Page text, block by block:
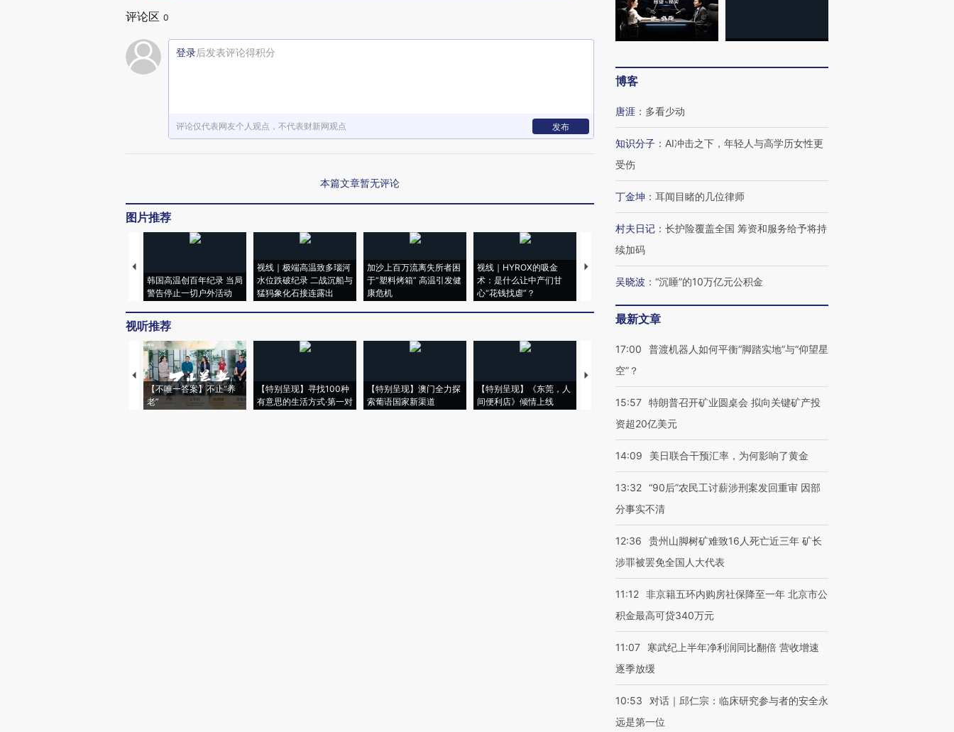
评论区 0
登录后发表评论得积分
评论仅代表网友个人观点，不代表财新网观点 发布
本篇文章暂无评论
图片推荐
韩国高温创百年纪录 当局
警告停止一切户外活动
视线｜极端高温致多瑙河
水位跌破纪录 二战沉船与
猛犸象化石接连露出
加沙上百万流离失所者困
于“塑料烤箱” 高温引发健
康危机
视线｜HYROX的吸金
术：是什么让中产们甘
心“花钱找虐”？
马航飞行员跨国走私7万
粒摇头丸 尿检体内含3种
视线｜被称为“蟑螂”的印
度Z世代 用街头抗争将教
视线｜“入侵”还是“人道危
视听推荐
【不唯一答案】不止“养
老”
【特别呈现】寻找100种
有意思的生活方式·第一对
【特别呈现】澳门全力探
索葡语国家新渠道
【特别呈现】《东莞，人
间便利店》倾情上线
【推广】走进第四届链博
会，让数智科技“链”接产
【特别呈现】寻找100种
有意思的生活方式·第三对
CFO：不靠规模取胜，华
住三大增长引擎是什么？
博客
唐涯 ： 多看少动
知识分子 ： AI冲击之下，年轻人与高学历女性更
受伤
丁金坤 ： 耳闻目睹的几位律师
村夫日记 ： 长护险覆盖全国 筹资和服务给予将持
续加码
吴晓波 ： “沉睡”的10万亿元公积金
最新文章
17:00
普渡机器人如何平衡“脚踏实地”与“仰望星
空”？
15:57 特朗普召开矿业圆桌会 拟向关键矿产投
资超20亿美元
14:09 美日联合干预汇率，为何影响了黄金
13:32 “90后”农民工讨薪涉刑案发回重审 因部
分事实不清
12:36
贵州山脚树矿难致16人死亡近三年 矿长
涉罪被罢免全国人大代表
11:12 非京籍五环内购房社保降至一年 北京市公
积金最高可贷340万元
11:07
寒武纪上半年净利润同比翻倍 营收增速
逐季放缓
10:53
对话｜邱仁宗：临床研究参与者的安全永
远是第一位